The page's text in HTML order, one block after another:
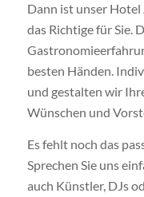
Dann ist unser
das Richtige für Sie.
besten Händen.
und gestalten wir
Wünschen und
Es fehlt noch das
Sprechen Sie uns
auch Künstler, DJs